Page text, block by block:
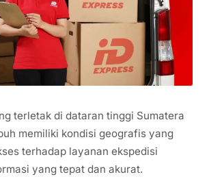
terletak di dataran tinggi Sumatera
memiliki kondisi geografis yang
terhadap layanan ekspedisi
yang tepat dan akurat.